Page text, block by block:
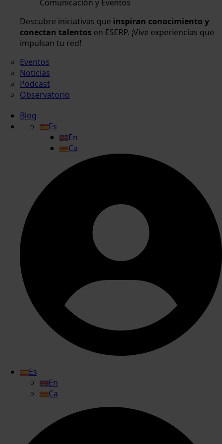
Comunicación y Eventos
Descubre iniciativas que inspiran conocimiento y
conectan talentos en ESERP. ¡Vive experiencias que
impulsan tu red!
Eventos
Noticias
Podcast
Observatorio
Blog
Es
En
Ca
Es
En
Ca